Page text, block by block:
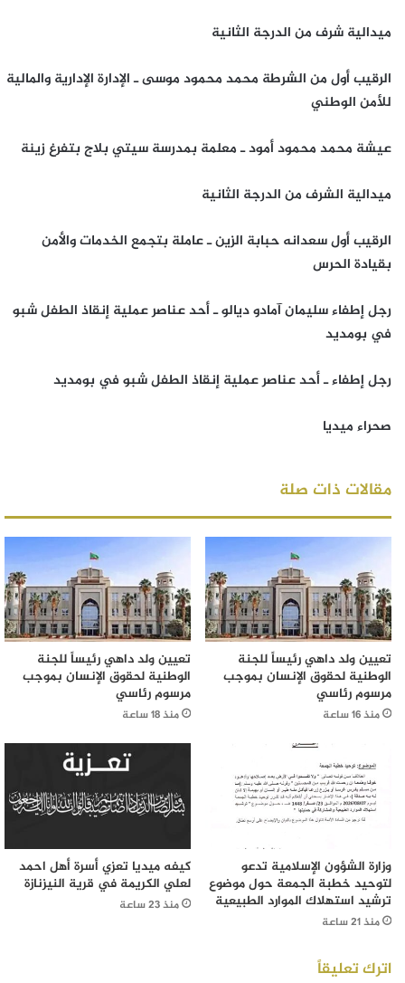
ميدالية شرف من الدرجة الثانية
الرقيب أول من الشرطة محمد محمود موسى ـ الإدارة الإدارية والمالية
للأمن الوطني
عيشة محمد محمود أمود ـ معلمة بمدرسة سيتي بلاج بتفرغ زينة
ميدالية الشرف من الدرجة الثانية
الرقيب أول سعدانه حبابة الزين ـ عاملة بتجمع الخدمات والأمن
بقيادة الحرس
رجل إطفاء سليمان آمادو ديالو ـ أحد عناصر عملية إنقاذ الطفل شبو
في بومديد
رجل إطفاء ـ أحد عناصر عملية إنقاذ الطفل شبو في بومديد
صحراء ميديا
مقالات ذات صلة
تعيين ولد داهي رئيساً للجنة
الوطنية لحقوق الإنسان بموجب
مرسوم رئاسي
منذ 16 ساعة
تعيين ولد داهي رئيساً للجنة
الوطنية لحقوق الإنسان بموجب
مرسوم رئاسي
منذ 18 ساعة
وزارة الشؤون الإسلامية تدعو
لتوحيد خطبة الجمعة حول موضوع
ترشيد استهلاك الموارد الطبيعية
منذ 21 ساعة
كيفه ميديا تعزي أسرة أهل احمد
لعلي الكريمة في قرية النيزنازة
منذ 23 ساعة
اترك تعليقاً